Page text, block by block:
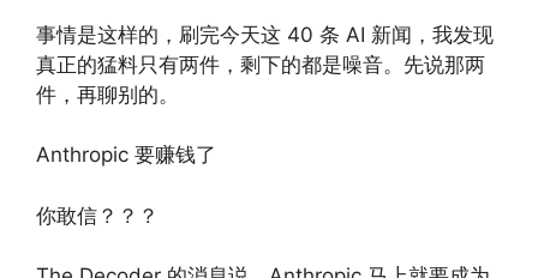
事情是这样的，刷完今天这 40 条 AI 新闻，我发现
真正的猛料只有两件，剩下的都是噪音。先说那两
件，再聊别的。
Anthropic 要赚钱了
你敢信？？？